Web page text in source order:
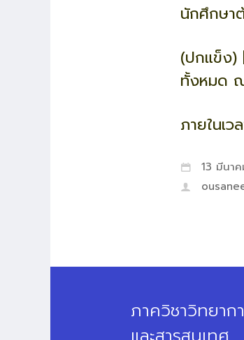
นักศึกษ
(ปกแข็ง)
ทั้งหมด
ภายในเว
13 มีนา
ภาควิชาวิทยาก